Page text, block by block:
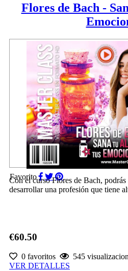
Flores de Bach -
Favorito
Con el curso Flores de Bach,
desarrollar una profesión que tiene
€60.50
0 favoritos
545
VER DETALLES